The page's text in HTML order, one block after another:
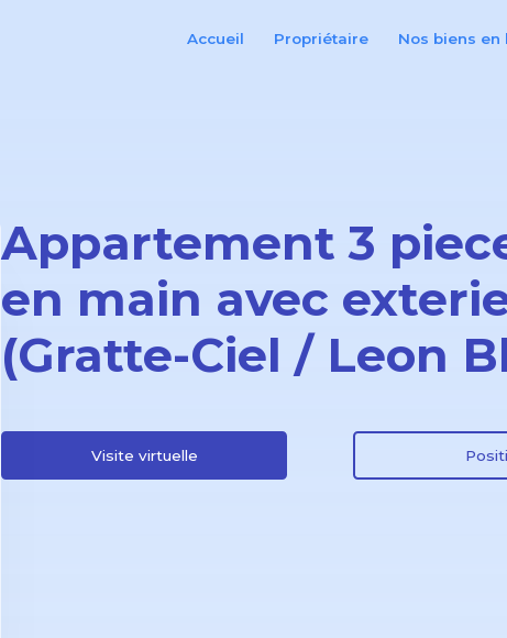
Accueil Propriétaire Nos biens en
Appartement 3
en main avec
(Gratte-Ciel / Leon
Visite virtuelle